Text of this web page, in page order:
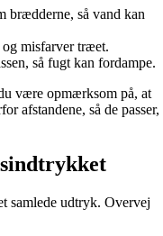
brædderne, så vand kan
misfarver træet.
så fugt kan fordampe.
være opmærksom på, at
afstandene, så de passer,
samlede udtryk. Overvej